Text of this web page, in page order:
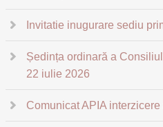
Invitatie inugurare sediu
Ședința ordinară a
22 iulie 2026
Comunicat APIA